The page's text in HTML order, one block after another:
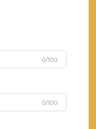
0/100
0/100